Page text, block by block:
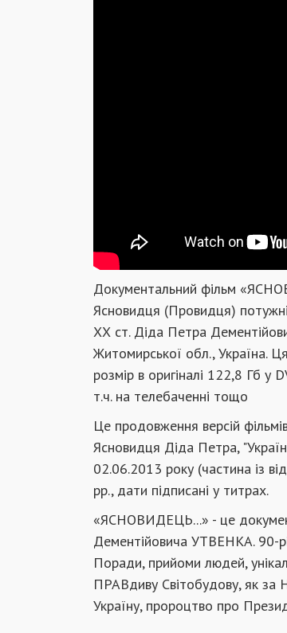
Документальний фiльм
Ясновидця (Провидця)
ХХ ст. Діда Петра
Житомирської обл., Україна.
розмір в оригіналі 122,8 Гб у
т.ч. на телебаченні тощо
Це продовження версій
Ясновидця Діда Петра,
02.06.2013 року (частина із
рр., дати підписані у титрах.
«ЯСНОВИДЕЦЬ...» - це
Дементійовича УТВЕНКА. 90-
Поради, прийоми людей,
ПРАВдиву Світобудову, як за
Україну, пророцтво про